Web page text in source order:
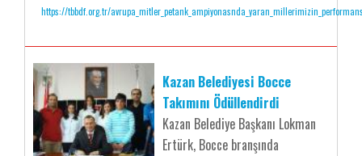
https://tbbdf.org.tr/
Kazan Belediyesi Bocce
Takımını Ödüllendirdi
Kazan Belediye Başkanı Lokman
Ertürk, Bocce branşında